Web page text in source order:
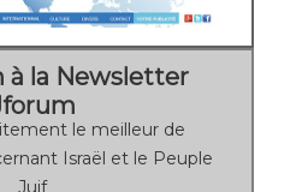
à la Newsletter
le meilleur de
Israël et le Peuple
Juif